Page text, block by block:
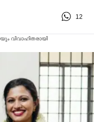
12
വിവാഹിതരായി